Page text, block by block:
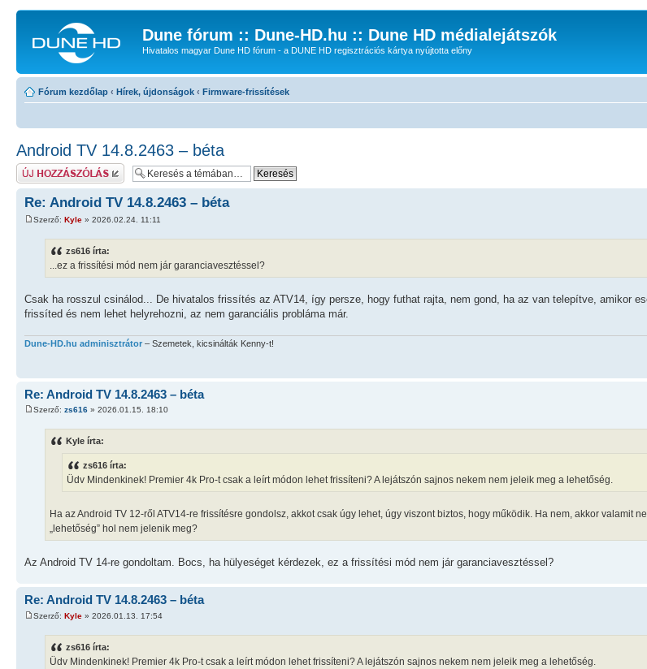
Dune fórum :: Dune-HD.hu :: Dune HD médialejátszók
Hivatalos magyar Dune HD fórum - a DUNE HD regisztrációs kártya nyújtotta előny
Fórum kezdőlap ‹ Hírek, újdonságok ‹ Firmware-frissítések
Android TV 14.8.2463 – béta
Hozzászólás küldése
Re: Android TV 14.8.2463 – béta
Szerző: Kyle » 2026.02.24. 11:11
zs616 írta:
...ez a frissítési mód nem jár garanciavesztéssel?
Csak ha rosszul csinálod... De hivatalos frissítés az ATV14, így persze, hogy futhat rajta, nem gond, ha az van telepítve, amikor
frissíted és nem lehet helyrehozni, az nem garanciális probláma már.
Dune-HD.hu adminisztrátor – Szemetek, kicsinálták Kenny-t!
Re: Android TV 14.8.2463 – béta
Szerző: zs616 » 2026.01.15. 18:10
Kyle írta:
zs616 írta:
Üdv Mindenkinek! Premier 4k Pro-t csak a leírt módon lehet frissíteni? A lejátszón sajnos nekem nem jeleik meg a lehetőség.
Ha az Android TV 12-ről ATV14-re frissítésre gondolsz, akkot csak úgy lehet, úgy viszont biztos, hogy működik. Ha nem, akkor valamit
„lehetőség” hol nem jelenik meg?
Az Android TV 14-re gondoltam. Bocs, ha hülyeséget kérdezek, ez a frissítési mód nem jár garanciavesztéssel?
Re: Android TV 14.8.2463 – béta
Szerző: Kyle » 2026.01.13. 17:54
zs616 írta:
Üdv Mindenkinek! Premier 4k Pro-t csak a leírt módon lehet frissíteni? A lejátszón sajnos nekem nem jeleik meg a lehetőség.